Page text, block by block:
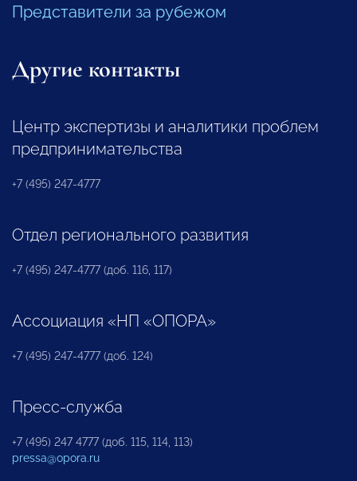
Представители за рубежом
Другие контакты
Центр экспертизы и аналитики проблем
предпринимательства
+7 (495) 247-4777
Отдел регионального развития
+7 (495) 247-4777 (доб. 116, 117)
Ассоциация «НП «ОПОРА»
+7 (495) 247-4777 (доб. 124)
Пресс-служба
+7 (495) 247 4777 (доб. 115, 114, 113)
pressa@opora.ru